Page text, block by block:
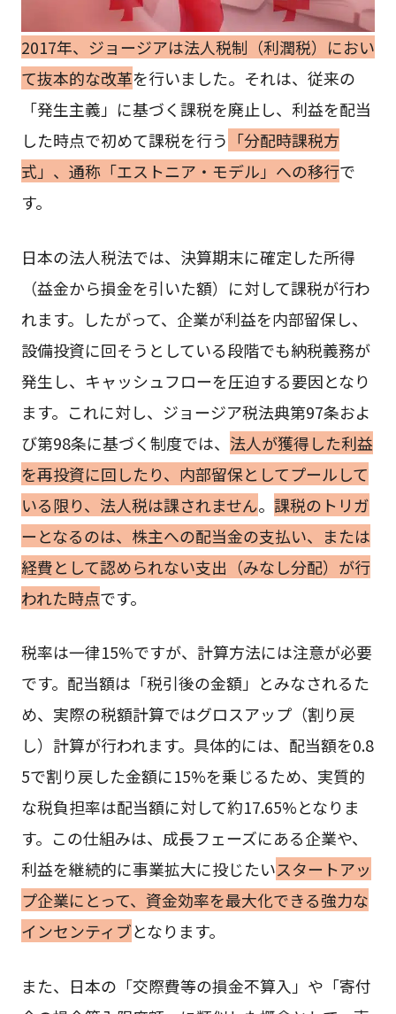
2017年、ジョージアは法人税制（利潤税）におい
て抜本的な改革を行いました。それは、従来の
「発生主義」に基づく課税を廃止し、利益を配当
した時点で初めて課税を行う 「分配時課税方
式」、通称「エストニア・モデル」への移行で
す。
日本の法人税法では、決算期末に確定した所得
（益金から損金を引いた額）に対して課税が行わ
れます。したがって、企業が利益を内部留保し、
設備投資に回そうとしている段階でも納税義務が
発生し、キャッシュフローを圧迫する要因となり
ます。これに対し、ジョージア税法典第97条およ
び第98条に基づく制度では、 法人が獲得した利益
を再投資に回したり、内部留保としてプールして
いる限り、法人税は課されません。 課税のトリガ
ーとなるのは、株主への配当金の支払い、または
経費として認められない支出（みなし分配）が行
われた時点です。
税率は一律15%ですが、計算方法には注意が必要
です。配当額は「税引後の金額」とみなされるた
め、実際の税額計算ではグロスアップ（割り戻
し）計算が行われます。具体的には、配当額を0.8
5で割り戻した金額に15%を乗じるため、実質的
な税負担率は配当額に対して約17.65%となりま
す。この仕組みは、成長フェーズにある企業や、
利益を継続的に事業拡大に投じたいスタートアッ
プ企業にとって、資金効率を最大化できる強力な
インセンティブとなります。
また、日本の「交際費等の損金不算入」や「寄付